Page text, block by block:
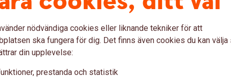
hur ditt månadssparande i fonder skulle kunna utvecklas över
både på de pengar du själv satt in och dessutom på
Den faktiska avkastningen beror på vilken typ av fonder du
nödvändiga cookies eller liknande tekniker för att
ska fungera för dig. Det finns även cookies du kan välja
din upplevelse:
prestanda och statistik